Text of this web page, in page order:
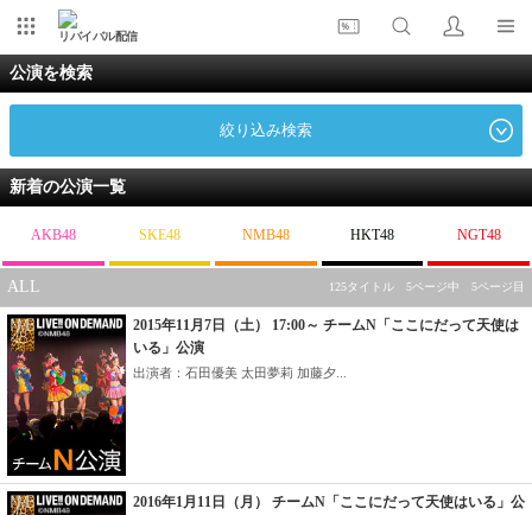
リバイバル配信
公演を検索
絞り込み検索
新着の公演一覧
AKB48 SKE48 NMB48 HKT48 NGT48
ALL 125タイトル 5ページ中 5ページ目
2015年11月7日（土） 17:00～ チームN「ここにだって天使は
いる」公演
出演者：石田優美 太田夢莉 加藤夕...
2016年1月11日（月） チームN「ここにだって天使はいる」公